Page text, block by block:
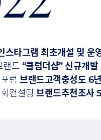
스타그램 최초개설 및 운
랜드 “클럽더샵” 신규개발
럼 브랜드고객충성도 6
컨설팅 브랜드추천조사